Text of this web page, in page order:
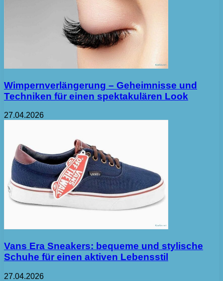
Wimpernverlängerung – Geheimnisse und
Techniken für einen spektakulären Look
27.04.2026
Vans Era Sneakers: bequeme und stylische
Schuhe für einen aktiven Lebensstil
27.04.2026